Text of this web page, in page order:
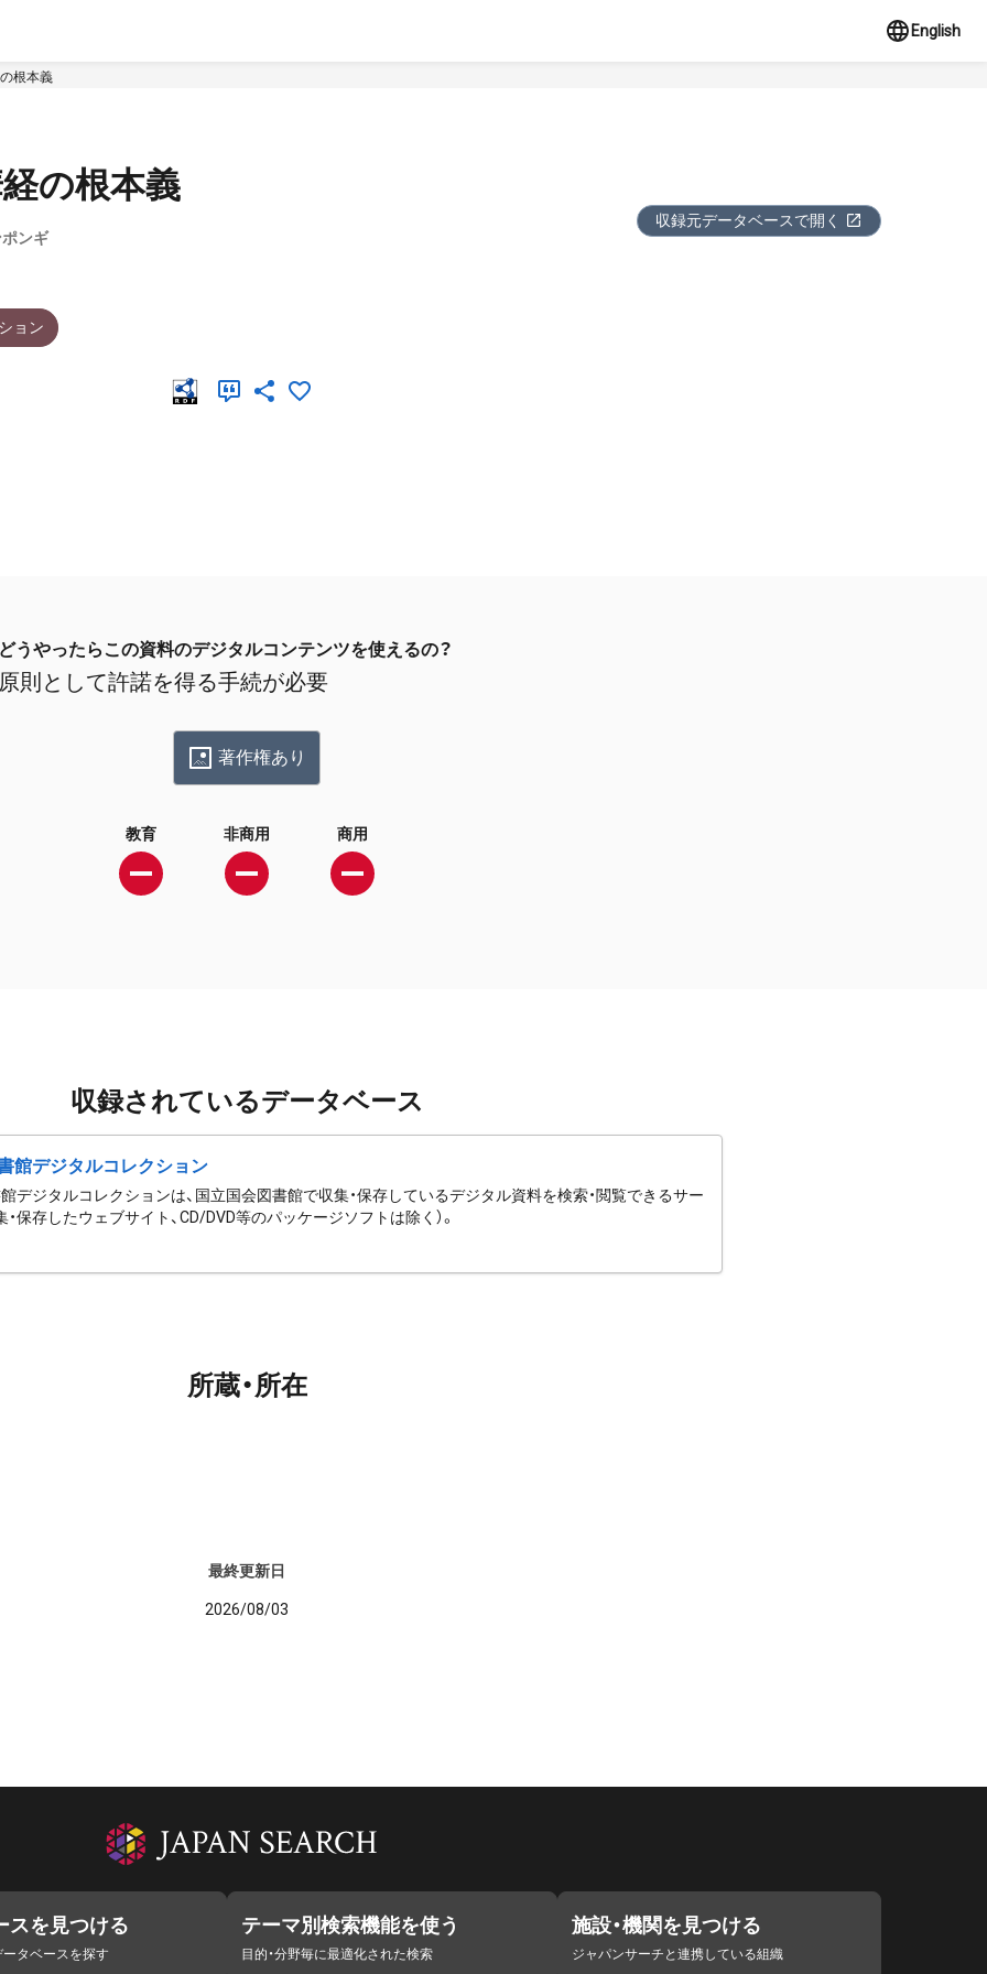
English
根本義
の根本義
ンギ
収録元データベースで開く
ョン
どうやったらこの資料のデジタルコンテンツを使えるの？
原則として許諾を得る手続が必要
著作権あり
教育 非商用 商用
収録されているデータベース
館デジタルコレクション
デジタルコレクションは、国立国会図書館で収集・保存しているデジタル資料を検索・閲覧できるサー
・保存したウェブサイト、CD/DVD等のパッケージソフトは除く）。
所蔵・所在
最終更新日
2026/08/03
スを見つける
タベースを探す
テーマ別検索機能を使う
目的・分野毎に最適化された検索
施設・機関を見つける
ジャパンサーチと連携している組織